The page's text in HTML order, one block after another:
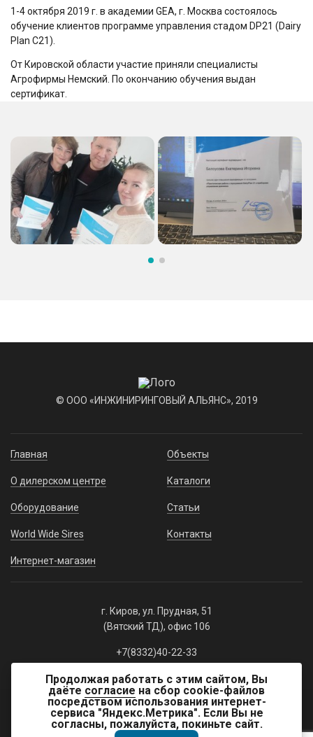
1-4 октября 2019 г. в академии GEA, г. Москва состоялось
обучение клиентов программе управления стадом DP21 (Dairy
Plan C21).
От Кировской области участие приняли специалисты
Агрофирмы Немский. По окончанию обучения выдан
сертификат.
© ООО «ИНЖИНИРИНГОВЫЙ АЛЬЯНС», 2019
Главная
О дилерском центре
Оборудование
World Wide Sires
Интернет-магазин
Объекты
Каталоги
Статьи
Контакты
г. Киров, ул. Прудная, 51
(Вятский ТД), офис 106
+7(8332)40-22-33
Политика конфиденциальности
Реквизиты
Продолжая работать с этим сайтом, Вы
даёте согласие на сбор cookie-файлов
посредством использования интернет-
сервиса "Яндекс.Метрика". Если Вы не
согласны, пожалуйста, покиньте сайт.